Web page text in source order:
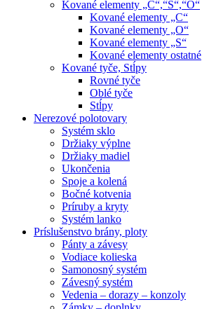
Kované elementy „C“,“S“,“O“
Kované elementy „C“
Kované elementy „O“
Kované elementy „S“
Kované elementy ostatné
Kované tyče, Stĺpy
Rovné tyče
Oblé tyče
Stĺpy
Nerezové polotovary
Systém sklo
Držiaky výplne
Držiaky madiel
Ukončenia
Spoje a kolená
Bočné kotvenia
Príruby a kryty
Systém lanko
Príslušenstvo brány, ploty
Pánty a závesy
Vodiace kolieska
Samonosný systém
Závesný systém
Vedenia – dorazy – konzoly